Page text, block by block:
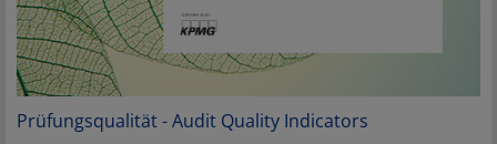
Prüfungsqualität - Audit Quality Indicators